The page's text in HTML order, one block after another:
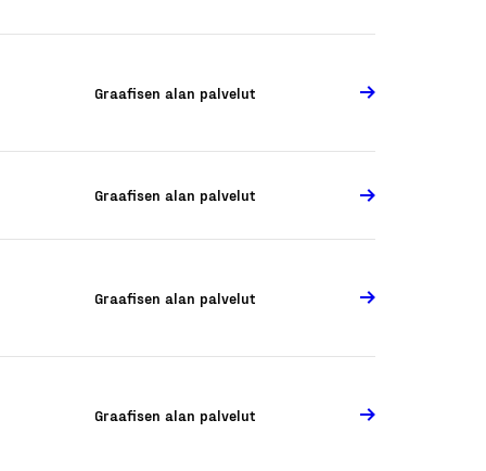
Graafisen alan palvelut
Graafisen alan palvelut
Graafisen alan palvelut
Graafisen alan palvelut